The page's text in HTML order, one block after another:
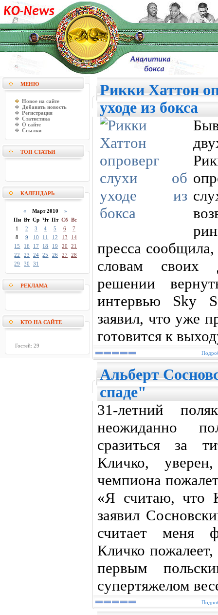
МЕНЮ
Новое на сайте
Добавить новость
Регистрация
Статистика
О сайте
Ссылки
ТОП СТАТЬИ
КАЛЕНДАРЬ
« Март 2010 »
Пн Вт Ср Чт Пт Сб Вс
1
2 3 4 5 6
7
8
9 10 11 12 13
14
15
16 17 18 19 20
21
22
23 24 25 26 27
28
29
30 31
РЕКЛАМА
КТО НА САЙТЕ
Гостей: 29
Рикки Хаттон
уходе из бокса
пресса
словам своих
решении
интервью Sky
заявил, что уже
готовится к
Альберт
спаде"
31-летний
неожиданно
сразиться за
Кличко,
чемпиона
«Я считаю, что
заявил
считает меня
Кличко
первым
супертяжелом